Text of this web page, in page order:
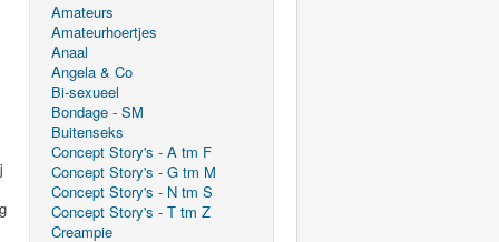
Amateurs
Amateurhoertjes
Anaal
Angela & Co
Bi-sexueel
Bondage - SM
Buitenseks
Concept Story's - A tm F
Concept Story's - G tm M
Concept Story's - N tm S
Concept Story's - T tm Z
Creampie